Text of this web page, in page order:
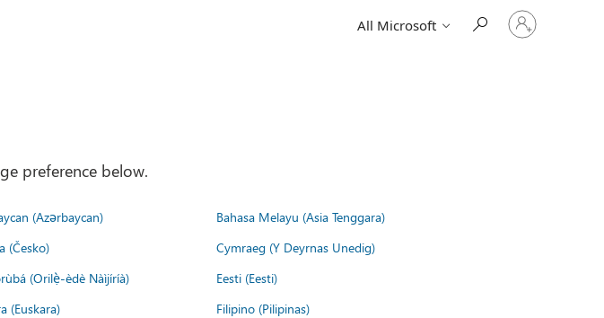
All Microsoft
Sign
in
preference below.
(Azərbaycan)
Bahasa Melayu (Asia Tenggara)
(Česko)
Cymraeg (Y Deyrnas Unedig)
(Orilẹ̀-èdè Nàìjíríà)
Eesti (Eesti)
(Euskara)
Filipino (Pilipinas)